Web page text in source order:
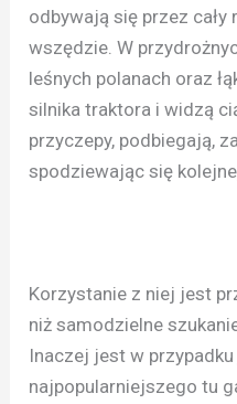
odbywają się przez cały
wszędzie. W
leśnych polanach oraz
silnika traktora i widzą
przyczepy, podbiegają,
spodziewając się
Korzystanie z niej jest
niż samodzielne
Inaczej jest w przypadku
najpopularniejszego tu